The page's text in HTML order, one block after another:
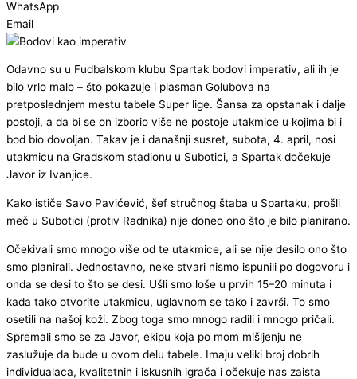
WhatsApp
Email
Odavno su u Fudbalskom klubu Spartak bodovi imperativ, ali ih je
bilo vrlo malo – što pokazuje i plasman Golubova na
pretposlednjem mestu tabele Super lige. Šansa za opstanak i dalje
postoji, a da bi se on izborio više ne postoje utakmice u kojima bi i
bod bio dovoljan. Takav je i današnji susret, subota, 4. april, nosi
utakmicu na Gradskom stadionu u Subotici, a Spartak dočekuje
Javor iz Ivanjice.
Kako ističe Savo Pavićević, šef stručnog štaba u Spartaku, prošli
meč u Subotici (protiv Radnika) nije doneo ono što je bilo planirano.
Očekivali smo mnogo više od te utakmice, ali se nije desilo ono što
smo planirali. Jednostavno, neke stvari nismo ispunili po dogovoru i
onda se desi to što se desi. Ušli smo loše u prvih 15–20 minuta i
kada tako otvorite utakmicu, uglavnom se tako i završi. To smo
osetili na našoj koži. Zbog toga smo mnogo radili i mnogo pričali.
Spremali smo se za Javor, ekipu koja po mom mišljenju ne
zaslužuje da bude u ovom delu tabele. Imaju veliki broj dobrih
individualaca, kvalitetnih i iskusnih igrača i očekuje nas zaista